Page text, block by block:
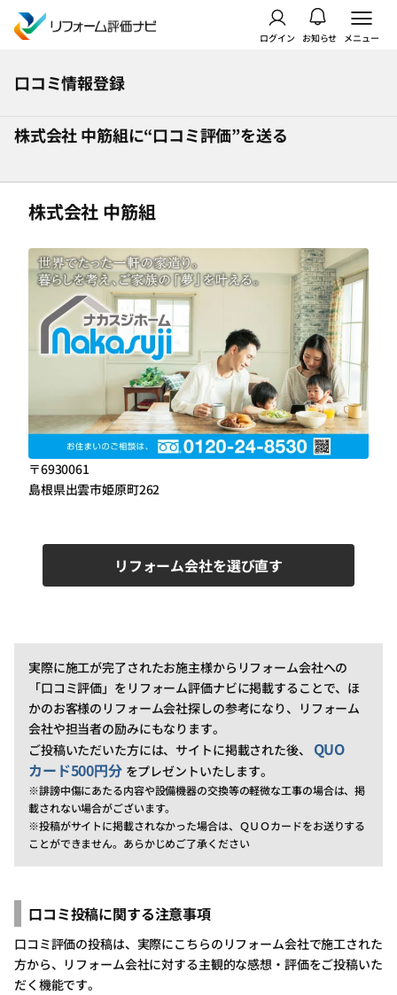
ログイン お知らせ メニュー
口コミ情報登録
株式会社 中筋組に“口コミ評価”を送る
株式会社 中筋組
〒6930061
島根県出雲市姫原町262
リフォーム会社を選び直す
実際に施工が完了されたお施主様からリフォーム会社への
「口コミ評価」をリフォーム評価ナビに掲載することで、ほ
かのお客様のリフォーム会社探しの参考になり、リフォーム
会社や担当者の励みにもなります。
ご投稿いただいた方には、サイトに掲載された後、 QUO
カード500円分 をプレゼントいたします。
※誹謗中傷にあたる内容や設備機器の交換等の軽微な工事の場合は、掲
載されない場合がございます。
※投稿がサイトに掲載されなかった場合は、ＱＵＯカードをお送りする
ことができません。あらかじめご了承ください
口コミ投稿に関する注意事項
口コミ評価の投稿は、実際にこちらのリフォーム会社で施工された
方から、リフォーム会社に対する主観的な感想・評価をご投稿いた
だく機能です。